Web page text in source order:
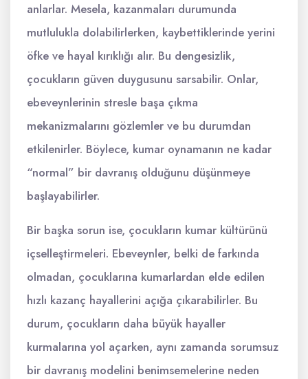
anlarlar. Mesela, kazanmaları durumunda
mutlulukla dolabilirlerken, kaybettiklerinde yerini
öfke ve hayal kırıklığı alır. Bu dengesizlik,
çocukların güven duygusunu sarsabilir. Onlar,
ebeveynlerinin stresle başa çıkma
mekanizmalarını gözlemler ve bu durumdan
etkilenirler. Böylece, kumar oynamanın ne kadar
“normal” bir davranış olduğunu düşünmeye
başlayabilirler.
Bir başka sorun ise, çocukların kumar kültürünü
içselleştirmeleri. Ebeveynler, belki de farkında
olmadan, çocuklarına kumarlardan elde edilen
hızlı kazanç hayallerini açığa çıkarabilirler. Bu
durum, çocukların daha büyük hayaller
kurmalarına yol açarken, aynı zamanda sorumsuz
bir davranış modelini benimsemelerine neden